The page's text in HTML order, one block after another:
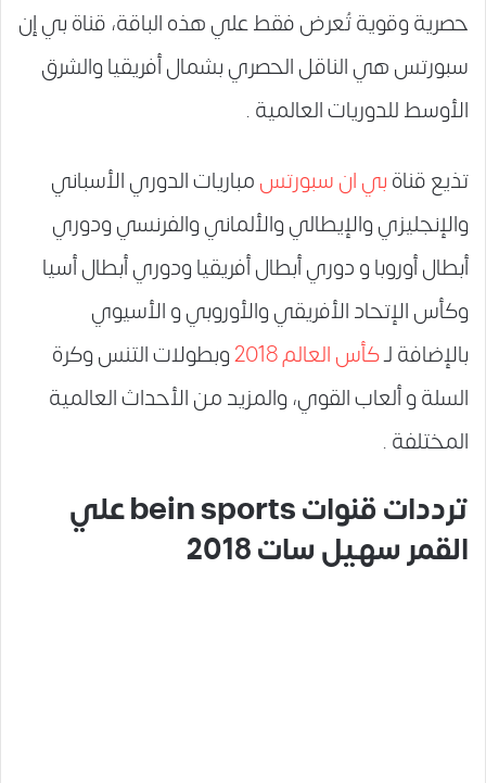
حصرية وقوية تُعرض فقط علي هذه الباقة، قناة بي إن
سبورتس هي الناقل الحصري بشمال أفريقيا والشرق
الأوسط للدوريات العالمية .
تذيع قناةبي ان سبورتسمباريات الدوري الأسباني
والإنجليزي والإيطالي والألماني والفرنسي ودوري
أبطال أوروبا و دوري أبطال أفريقيا ودوري أبطال أسيا
وكأس الإتحاد الأفريقي والأوروبي و الأسيوي
بالإضافة لـكأس العالم 2018
وبطولات التنس وكرة
السلة و ألعاب القوي، والمزيد من الأحداث العالمية
المختلفة .
ترددات قنوات bein sports علي
القمر سهيل سات 2018